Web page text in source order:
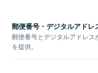
郵便番号・デジタルアドレ
郵便番号とデジタルアドレ
を提供。